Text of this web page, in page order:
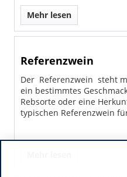
Mehr lesen
Referenzwein
Der Referenzwein steht
ein bestimmtes
Rebsorte oder eine
typischen Referenzwein